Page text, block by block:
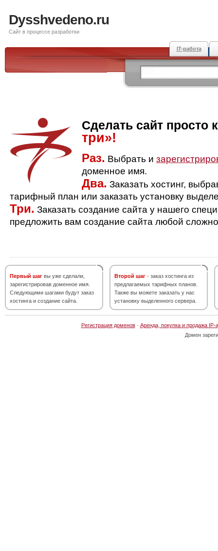
Dysshvedeno.ru
Сайт в процессе разработки
IT-работа
Сделать сайт просто
три»!
Раз. Выбрать и
доменное имя.
Два. Заказать хостинг,
тарифный план или заказать установку
Три. Заказать создание сайта у нашего
предложить вам создание сайта любой
Первый шаг вы уже сделали,
зарегистрировав доменное имя.
Следующими шагами будут заказ
хостинга и создание сайта.
Второй шаг - заказ хостинга из
предлагаемых тарифных планов.
Также вы можете заказать у нас
установку выделенного сервера.
Регистрация доменов· Аренда, покупка и продажа IP-
Домен